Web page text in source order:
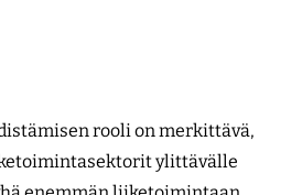
rooli on merkittävä,
ylittävälle